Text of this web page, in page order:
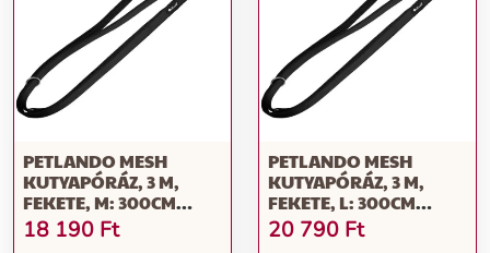
PETLANDO MESH
KUTYAPÓRÁZ, 3 M,
FEKETE, M: 300CM
HOSSZÚ, 20MM SZÉLES
18 190 Ft
PETLANDO MESH
KUTYAPÓRÁZ, 3 M,
FEKETE, L: 300CM
HOSSZÚ, 30MM SZÉLES
20 790 Ft